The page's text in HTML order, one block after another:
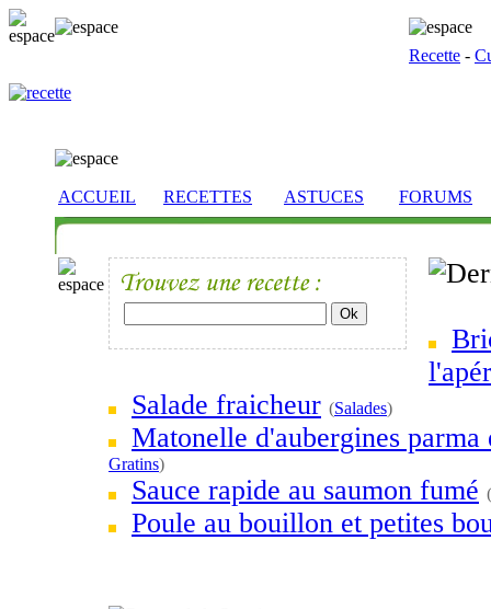
Recette -
ACCUEIL RECETTES ASTUCES FORUMS
Salade fraicheur (Salades)
Matonelle d'aubergines
Gratins)
Sauce rapide au saumon fumé (
Poule au bouillon et petites